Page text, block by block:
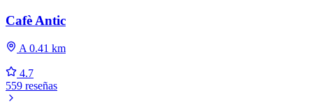
Cafè Antic
A 0.41 km
4.7
559 reseñas